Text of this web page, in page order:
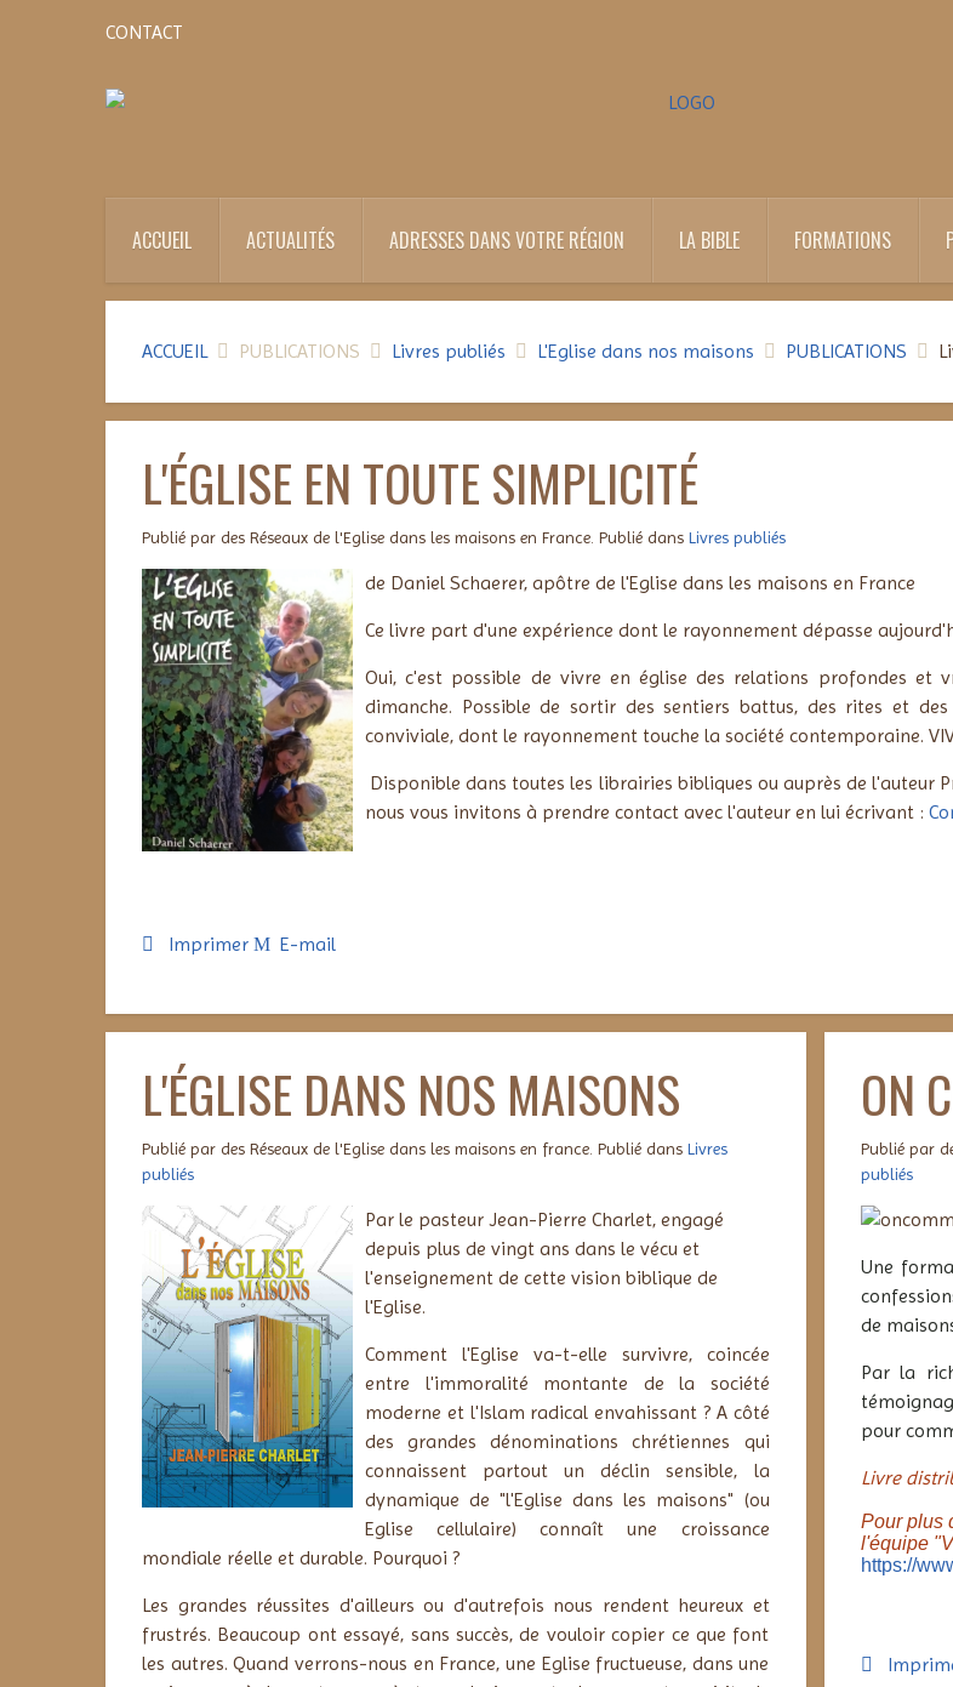
CONTACT
ACCUEIL ACTUALITÉS ADRESSES DANS VOTRE RÉGION LA BIBLE FORMATIONS
ACCUEIL PUBLICATIONS Livres publiés L'Eglise dans nos maisons PUBLICATIONS
L'ÉGLISE EN TOUTE SIMPLICITÉ
Publié par des Réseaux de l'Eglise dans les maisons en France. Publié dans Livres publiés
de Daniel Schaerer, apôtre de l'Eglise dans les maisons en France
Ce livre part d'une expérience dont le rayonnement dépasse
Oui, c'est possible de vivre en église des relations profondes et
dimanche. Possible de sortir des sentiers battus, des rites et
conviviale, dont le rayonnement touche la société contemporaine.
Disponible dans toutes les librairies bibliques ou auprès de l'auteur
nous vous invitons à prendre contact avec l'auteur en lui écrivant :
Imprimer E-mail
L'ÉGLISE DANS NOS MAISONS
Publié par des Réseaux de l'Eglise dans les maisons en france. Publié dans Livres
publiés
Par le pasteur Jean-Pierre Charlet, engagé
depuis plus de vingt ans dans le vécu et
l'enseignement de cette vision biblique de
l'Eglise.
Comment l'Eglise va-t-elle survivre, coincée
entre l'immoralité montante de la société
moderne et l'Islam radical envahissant ? A côté
des grandes dénominations chrétiennes qui
connaissent partout un déclin sensible, la
dynamique de "l'Eglise dans les maisons" (ou
Eglise cellulaire) connaît une croissance
mondiale réelle et durable. Pourquoi ?
Les grandes réussites d'ailleurs ou d'autrefois nous rendent heureux et
frustrés. Beaucoup ont essayé, sans succès, de vouloir copier ce que font
les autres. Quand verrons-nous en France, une Eglise fructueuse, dans une
ON
Publié par
publiés
Une
de
Par la
pour
Livre
Pour plus
l'équipe
https://